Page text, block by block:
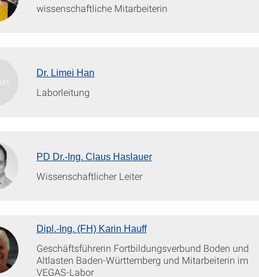
wissenschaftliche Mitarbeiterin
Dr. Limei Han
Laborleitung
PD Dr.-Ing. Claus Haslauer
Wissenschaftlicher Leiter
Dipl.-Ing. (FH) Karin Hauff
Geschäftsführerin Fortbildungsverbund Boden und
Altlasten Baden-Württemberg und Mitarbeiterin im
VEGAS-Labor